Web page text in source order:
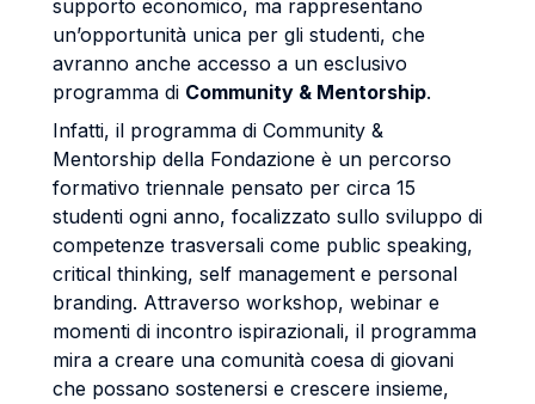
supporto economico, ma rappresentano
un’opportunità unica per gli studenti, che
avranno anche accesso a un esclusivo
programma di Community & Mentorship.
Infatti, il programma di Community &
Mentorship della Fondazione è un percorso
formativo triennale pensato per circa 15
studenti ogni anno, focalizzato sullo sviluppo di
competenze trasversali come public speaking,
critical thinking, self management e personal
branding. Attraverso workshop, webinar e
momenti di incontro ispirazionali, il programma
mira a creare una comunità coesa di giovani
che possano sostenersi e crescere insieme,